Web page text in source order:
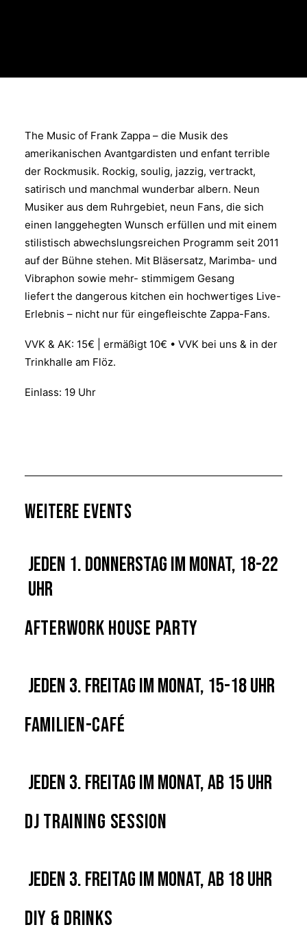
The Music of Frank Zappa – die Musik des
amerikanischen Avantgardisten und enfant terrible
der Rockmusik. Rockig, soulig, jazzig, vertrackt,
satirisch und manchmal wunderbar albern. Neun
Musiker aus dem Ruhrgebiet, neun Fans, die sich
einen langgehegten Wunsch erfüllen und mit einem
stilistisch abwechslungsreichen Programm seit 2011
auf der Bühne stehen. Mit Bläsersatz, Marimba- und
Vibraphon sowie mehr- stimmigem Gesang
liefert the dangerous kitchen ein hochwertiges Live-
Erlebnis – nicht nur für eingefleischte Zappa-Fans.
VVK & AK: 15€ | ermäßigt 10€ • VVK bei uns & in der
Trinkhalle am Flöz.
Einlass: 19 Uhr
Weitere Events
Jeden 1. Donnerstag im Monat, 18-22
Uhr
Afterwork House Party
Jeden 3. Freitag im Monat, 15-18 Uhr
Familien-Café
Jeden 3. Freitag im Monat, ab 15 Uhr
DJ Training Session
Jeden 3. Freitag im Monat, ab 18 Uhr
DIY & Drinks